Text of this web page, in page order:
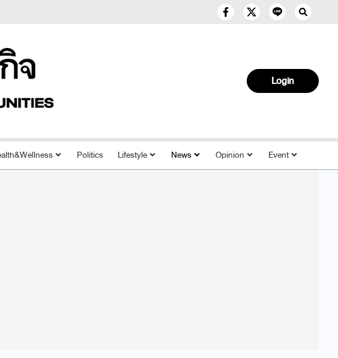
Login
Politics Lifestyle News Opinion Event